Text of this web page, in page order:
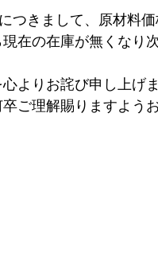
つきまして、原材料価
在の在庫が無くなり
よりお詫び申し上げ
ご理解賜りますよう